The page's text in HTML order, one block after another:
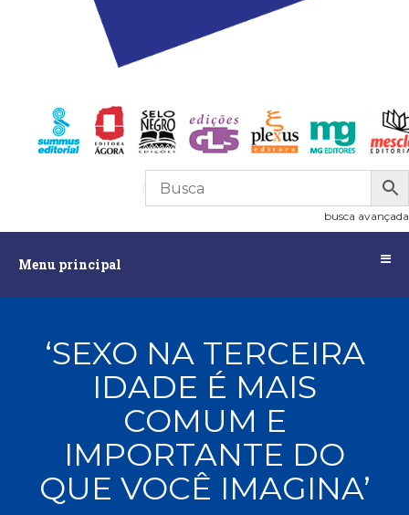
R$0,00
busca avançada
Menu principal
principalAssuntos
Administração,
(27)
Atualidades,
Política,
Direitos
PROMOÇÕES
VENDIDOS
‘SEXO NA TERCEIRA
IDADE É MAIS
COMUM E
IMPORTANTE DO
QUE VOCÊ IMAGINA’